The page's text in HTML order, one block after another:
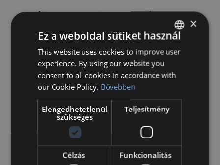
Időpont:2026. június 29. – július 3.
Táborvezetők:Adam Whitcroft és
Benedict Sewell
Helyszín:Óbudai Kulturális Központ
Életkor:1-8. osztályt befejező
gyerekeknek
Figyelem, figyelem, jövőbeli tudósok!
Csatlakozzatok hozzánk a rendkívüli STEM
(Science, Technology, Engineering,
HUNGARIAN
ENGLISH
×
Ez a weboldal sütiket használ
This website uses cookies to improve user
experience. By using our website you
consent to all cookies in accordance with
our Cookie Policy. Bővebben
Elengedhetetlenül
szükséges
Teljesítmény
Célzás Funkcionalitás